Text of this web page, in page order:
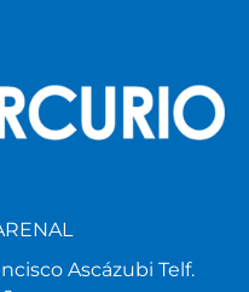
Ascázubi Telf.